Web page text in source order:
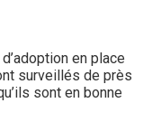
en place
surveillés de près
sont en bonne